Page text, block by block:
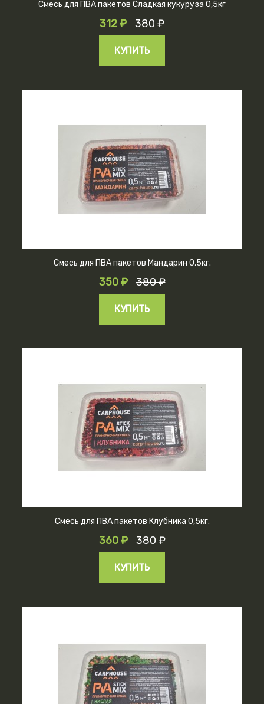
Смесь для ПВА пакетов Сладкая кукуруза 0,5кг
312 ₽ 380 ₽
КУПИТЬ
Смесь для ПВА пакетов Мандарин 0,5кг.
350 ₽ 380 ₽
КУПИТЬ
Смесь для ПВА пакетов Клубника 0,5кг.
360 ₽ 380 ₽
КУПИТЬ